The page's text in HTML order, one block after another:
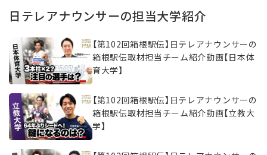
日テレアナウンサーの担当大学紹介
【第102回箱根駅伝】日テレアナウンサーの
箱根駅伝取材担当チーム紹介動画【日本体
育大学】
【第102回箱根駅伝】日テレアナウンサーの
箱根駅伝取材担当チーム紹介動画【立教大
学】